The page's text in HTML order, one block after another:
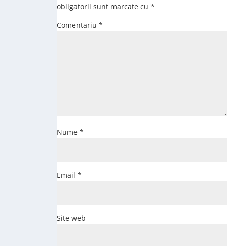
obligatorii sunt marcate cu *
Comentariu *
Nume *
Email *
Site web